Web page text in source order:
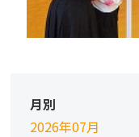
月別
2026年07月